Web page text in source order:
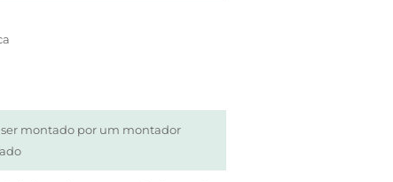
ser montado por um montador